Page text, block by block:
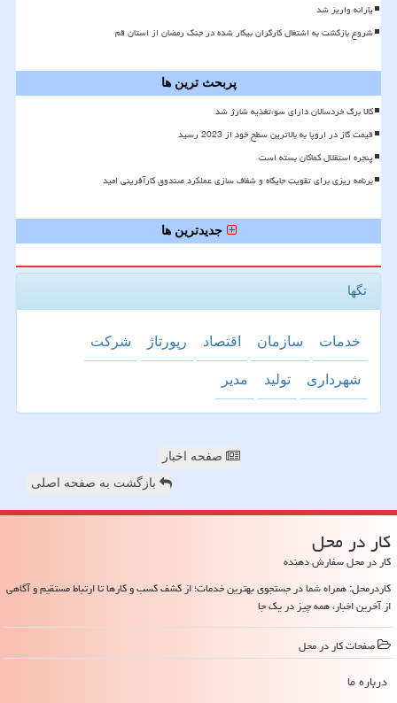
یارانه واریز شد
شروع بازگشت به اشتغال کارگران بیکار شده در جنگ رمضان از استان قم
پربحث ترین ها
کالا برگ خردسالان دارای سوءتغذیه شارژ شد
قیمت گاز در اروپا به بالاترین سطح خود از 2023 رسید
پنجره استقلال کماکان بسته است
برنامه ریزی برای تقویت جایگاه و شفاف سازی عملکرد صندوق کارآفرینی امید
جدیدترین ها
تگها
خدمات سازمان اقتصاد رپورتاژ شركت
شهرداری تولید مدیر
صفحه اخبار
بازگشت به صفحه اصلی
كار در محل
کار در محل سفارش دهنده
کاردرمحل: همراه شما در جستجوی بهترین خدمات؛ از کشف کسب و کارها تا ارتباط مستقیم و آگاهی
از آخرین اخبار، همه چیز در یک جا
صفحات كار در محل
درباره ما